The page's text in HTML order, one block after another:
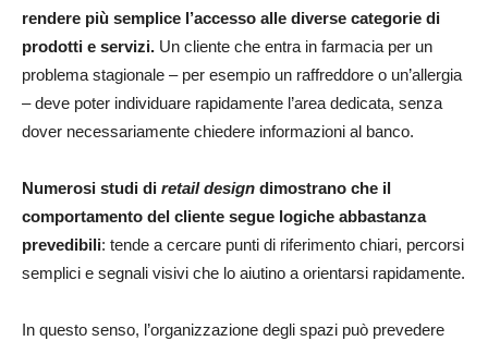
rendere più semplice l’accesso alle diverse categorie di
prodotti e servizi. Un cliente che entra in farmacia per un
problema stagionale – per esempio un raffreddore o un’allergia
– deve poter individuare rapidamente l’area dedicata, senza
dover necessariamente chiedere informazioni al banco.
Numerosi studi di retail design dimostrano che il
comportamento del cliente segue logiche abbastanza
prevedibili: tende a cercare punti di riferimento chiari, percorsi
semplici e segnali visivi che lo aiutino a orientarsi rapidamente.
In questo senso, l’organizzazione degli spazi può prevedere